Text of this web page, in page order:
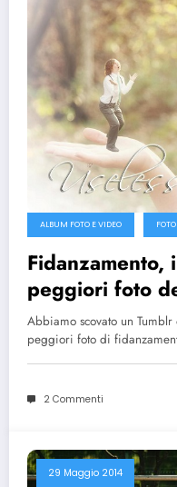
ALBUM FOTO E VIDEO
peggiori foto
Abbiamo scovato un
peggiori foto di
2 Commenti
29 Maggio 2014